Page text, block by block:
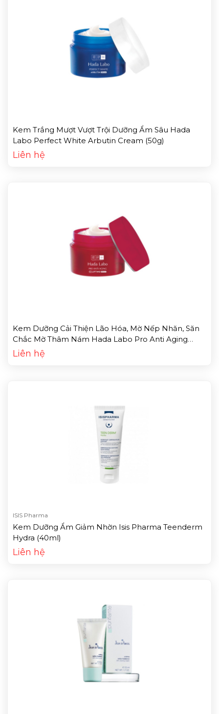
Kem Trắng Mượt Vượt Trội Dưỡng Ẩm Sâu Hada
Labo Perfect White Arbutin Cream (50g)
Liên hệ
Kem Dưỡng Cải Thiện Lão Hóa, Mờ Nếp Nhăn, Săn
Chắc Mờ Thâm Nám Hada Labo Pro Anti Aging
Collagen Plus Cream (50g)
Liên hệ
ISIS Pharma
Kem Dưỡng Ẩm Giảm Nhờn Isis Pharma Teenderm
Hydra (40ml)
Liên hệ